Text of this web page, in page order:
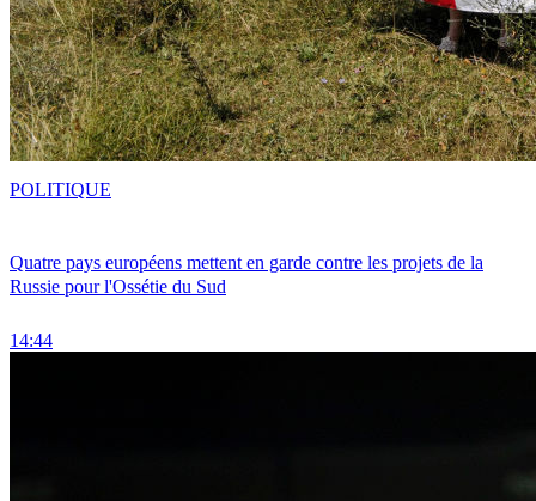
Quatre pays européens mettent en garde contre les projets de la
Russie pour l'Ossétie du Sud
14:44
POLITIQUE